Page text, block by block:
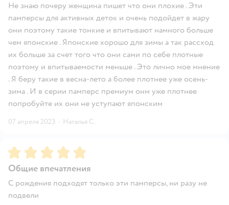
Не знаю почеру женщина пишет что они плохие . Эти
памперсы для активных деток и очень подойдет в жару
они поэтому такие тонкие и впитывают намного больше
чем японские . Японские хорошо для зимы а так рассход
их больше за счет того что они сами по себе плотные
поэтому и впитываемости меньше . Это лично мое мнение
. Я беру такие в весна-лето а более плотнее уже осень-
зима . И в серии памперс премиум онм уже плотнее
попробуйте их они не уступают японским
07 апреля 2023 · Наталья С.
Рейтинг:5
Общие впечатления
С рождения подходят только эти памперсы, ни разу не
подвели